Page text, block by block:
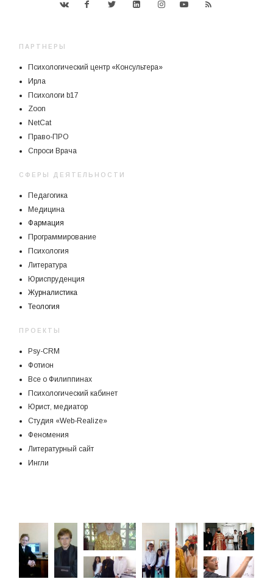
ПАРТНЕРЫ
Психологический центр «Консультера»
Ирла
Психологи b17
Zoon
NetCat
Право-ПРО
Спроси Врача
СФЕРЫ ДЕЯТЕЛЬНОСТИ
Педагогика
Медицина
Фармация
Программирование
Психология
Литература
Юриспруденция
Журналистика
Теология
ПРОЕКТЫ
Psy-CRM
Фотион
Все о Филиппинах
Психологический кабинет
Юрист, медиатор
Студия «Web-Realize»
Феномения
Литературный сайт
Ингли